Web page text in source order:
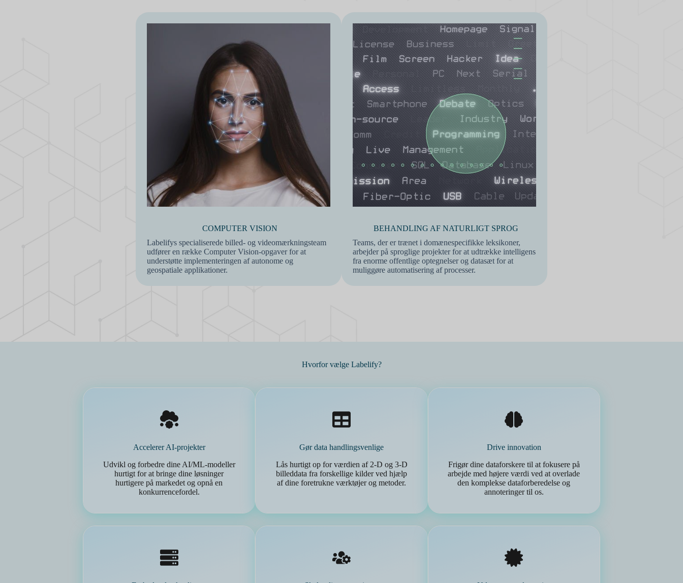
COMPUTER VISION
Labelifys specialiserede billed- og videomærkningsteam
udfører en række Computer Vision-opgaver for at
understøtte implementeringen af autonome og
geospatiale applikationer.
BEHANDLING AF NATURLIGT SPROG
Teams, der er trænet i domænespecifikke leksikoner,
arbejder på sproglige projekter for at udtrække intelligens
fra enorme offentlige optegnelser og datasæt for at
muliggøre automatisering af processer.
Hvorfor vælge Labelify?
Accelerer AI-projekter
Udvikl og forbedre dine AI/ML-modeller
hurtigt for at bringe dine løsninger
hurtigere på markedet og opnå en
konkurrencefordel.
Gør data handlingsvenlige
Lås hurtigt op for værdien af 2-D og 3-D
billeddata fra forskellige kilder ved hjælp
af dine foretrukne værktøjer og metoder.
Drive innovation
Frigør dine dataforskere til at fokusere på
arbejde med højere værdi ved at overlade
den komplekse dataforberedelse og
annoteringer til os.